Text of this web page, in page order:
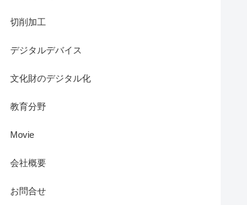
切削加工
デジタルデバイス
文化財のデジタル化
教育分野
Movie
会社概要
お問合せ